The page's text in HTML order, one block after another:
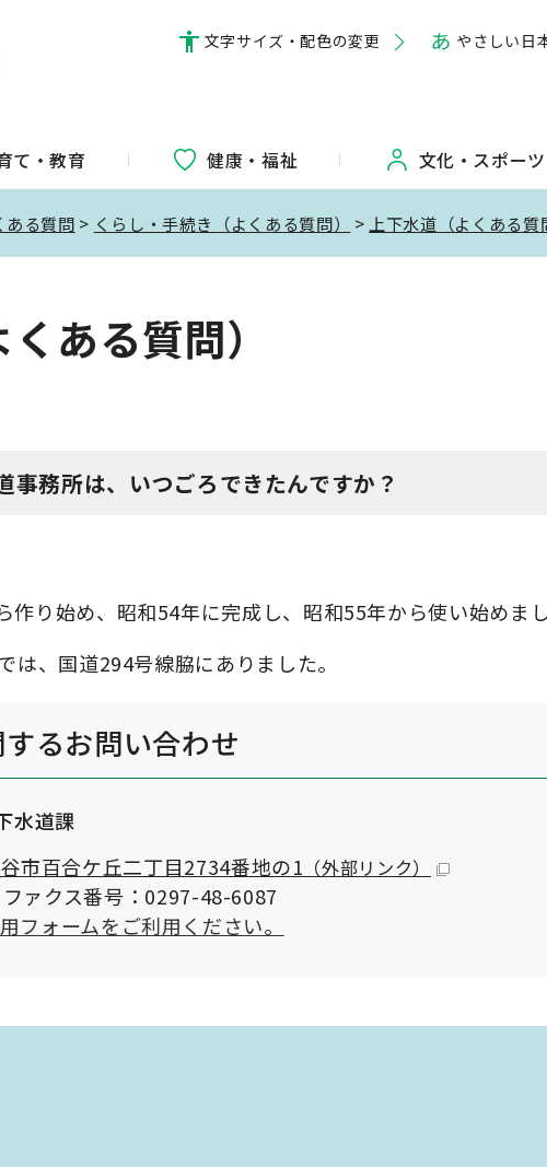
文字サイズ・配色の変更 やさしい日
て・教育 健康・福祉 文化・ スポーツ
ある質問 > くらし・手続き（よくある質問） > 上下水道（よくある質
ある質問）
事務所は、いつごろできたんですか？
作り始め、昭和54年に完成し、昭和55年から使い始めまし
は、国道294号線脇にありました。
るお問い合わせ
水道課
市百合ケ丘二丁目2734番地の1 （外部リンク）
ァクス番号：0297-48-6087
フォームをご利用ください。